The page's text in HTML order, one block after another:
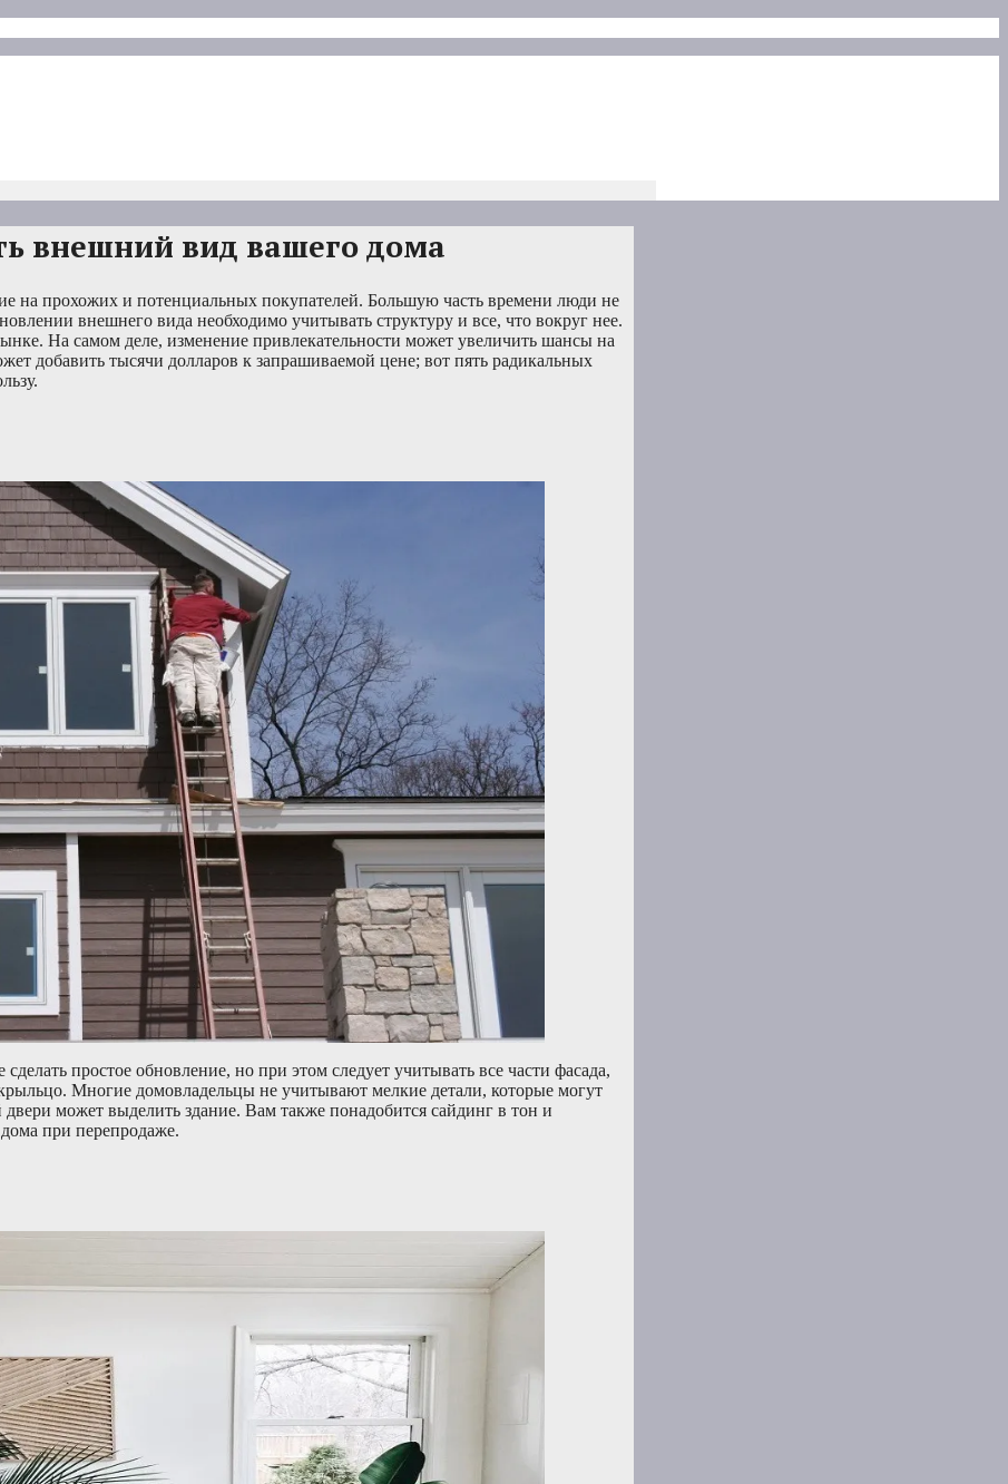
внешний вид вашего дома
на прохожих и потенциальных покупателей. Большую часть времени люди не
внешнего вида необходимо учитывать структуру и все, что вокруг нее.
На самом деле, изменение привлекательности может увеличить шансы на
добавить тысячи долларов к запрашиваемой цене; вот пять радикальных
простое обновление, но при этом следует учитывать все части фасада,
Многие домовладельцы не учитывают мелкие детали, которые могут
может выделить здание. Вам также понадобится сайдинг в тон и
при перепродаже.